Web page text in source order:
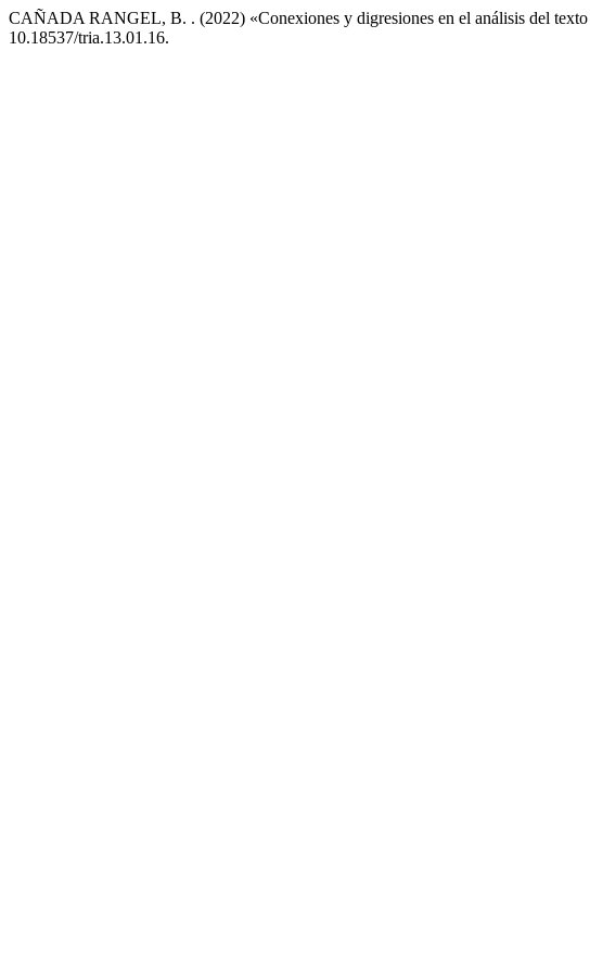
CAÑADA RANGEL, B. . (2022) «Conexiones y digresiones en el análisis del texto
10.18537/tria.13.01.16.